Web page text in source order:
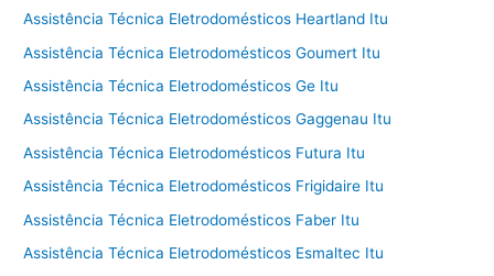
Assistência Técnica Eletrodomésticos Heartland Itu
Assistência Técnica Eletrodomésticos Goumert Itu
Assistência Técnica Eletrodomésticos Ge Itu
Assistência Técnica Eletrodomésticos Gaggenau Itu
Assistência Técnica Eletrodomésticos Futura Itu
Assistência Técnica Eletrodomésticos Frigidaire Itu
Assistência Técnica Eletrodomésticos Faber Itu
Assistência Técnica Eletrodomésticos Esmaltec Itu